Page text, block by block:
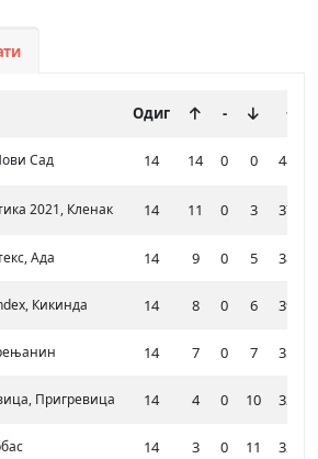
Одиг - +
Сад 14 14 0 0 487
2021, Кленак 14 11 0 3 377
Ада 14 9 0 5 387
Кикинда 14 8 0 6 393
14 7 0 7 352
Пригревица 14 4 0 10 326
14 3 0 11 328